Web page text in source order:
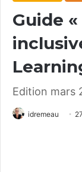
Guide
Edition mars
idremeau